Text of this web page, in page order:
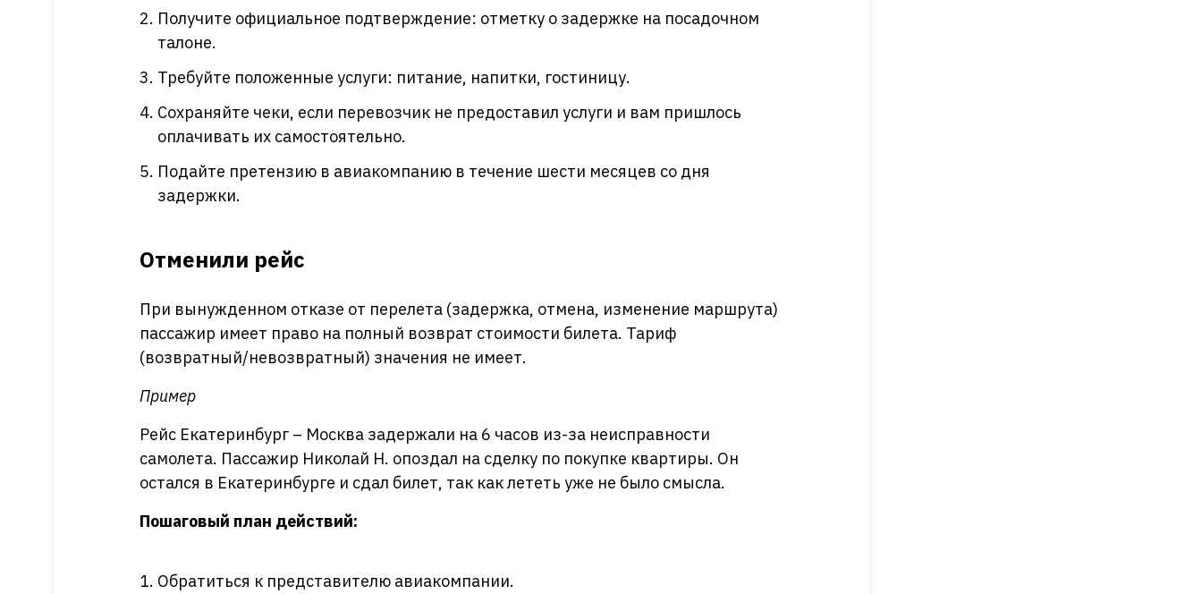
Получите официальное подтверждение: отметку о задержке на посадочном
талоне.
Требуйте положенные услуги: питание, напитки, гостиницу.
Сохраняйте чеки, если перевозчик не предоставил услуги и вам пришлось
оплачивать их самостоятельно.
Подайте претензию в авиакомпанию в течение шести месяцев со дня
задержки.
Отменили рейс
При вынужденном отказе от перелета (задержка, отмена, изменение маршрута)
пассажир имеет право на полный возврат стоимости билета. Тариф
(возвратный/невозвратный) значения не имеет.
Пример
Рейс Екатеринбург – Москва задержали на 6 часов из-за неисправности
самолета. Пассажир Николай Н. опоздал на сделку по покупке квартиры. Он
остался в Екатеринбурге и сдал билет, так как лететь уже не было смысла.
Пошаговый план действий:
Обратиться к представителю авиакомпании.